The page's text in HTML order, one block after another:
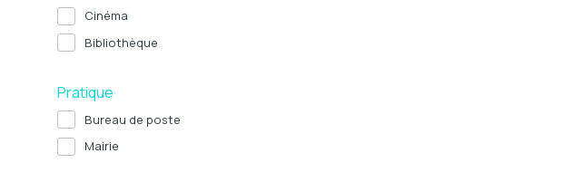
Cinéma
Bibliothèque
Pratique
Bureau de poste
Mairie